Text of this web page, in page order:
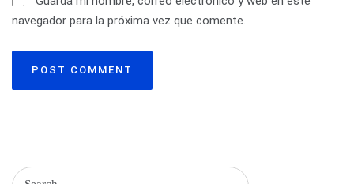
r
d
navegador para la próxima vez que comente.